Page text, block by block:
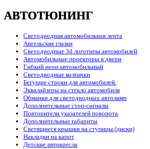
АВТОТЮНИНГ
Светодиодная автомобильная лента
Ангельские глазки
Светодиодные 3d логотипы автомобилей
Автомобильные проекторы в двери
Гибкий неон автомобильный
Светодиодные колпачки
Бегущие строки для автомобилей.
Эквалайзеры на стекло автомобиля
Обманки для светодиодных автоламп
Дополнительные стоп-сигналы
Повторители указателей поворота
Дополнительные габариты
Светящиеся крышки на ступицы (диски)
Накладки на капот
Детские автокресла